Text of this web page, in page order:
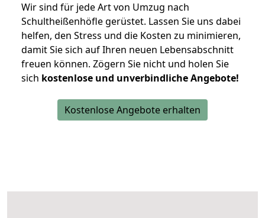
Wir sind für jede Art von Umzug nach
Schultheißenhöfle gerüstet. Lassen Sie uns dabei
helfen, den Stress und die Kosten zu minimieren,
damit Sie sich auf Ihren neuen Lebensabschnitt
freuen können. Zögern Sie nicht und holen Sie
sich kostenlose und unverbindliche Angebote!
Kostenlose Angebote erhalten